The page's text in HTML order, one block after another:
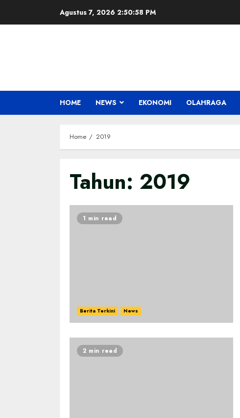
Agustus 7, 2026 2:50:59 PM
HOME NEWS EKONOMI OLAHRAGA
Home 2019
Tahun: 2019
1 min read
Berita Terkini News
2 min read